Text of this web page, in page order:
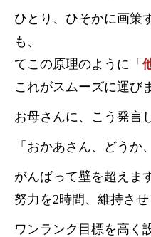
ひとり、ひそかに画策
も、
てこの原理のように「
これがスムーズに運び
お母さんに、こう発言
「おかあさん、どうか
がんばって壁を超えま
努力を2時間、維持させ
ワンランク目標を高く